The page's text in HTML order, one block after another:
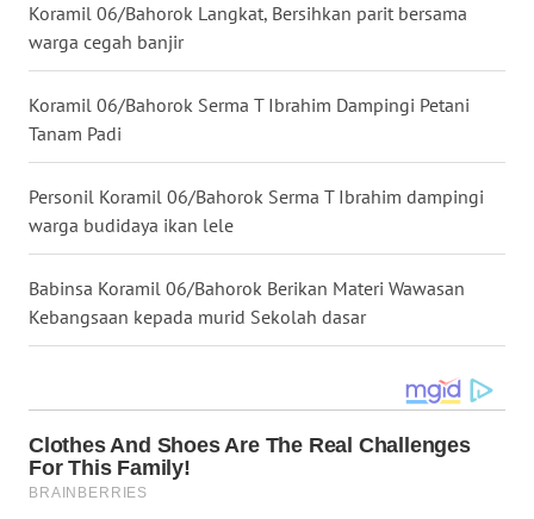
Koramil 06/Bahorok Langkat, Bersihkan parit bersama
warga cegah banjir
Koramil 06/Bahorok Serma T Ibrahim Dampingi Petani
Tanam Padi
Personil Koramil 06/Bahorok Serma T Ibrahim dampingi
warga budidaya ikan lele
Babinsa Koramil 06/Bahorok Berikan Materi Wawasan
Kebangsaan kepada murid Sekolah dasar
KALTARA
KALSEL
WN
KALTIM
WN
SULSEL
GORONTALO
WN
SULUT